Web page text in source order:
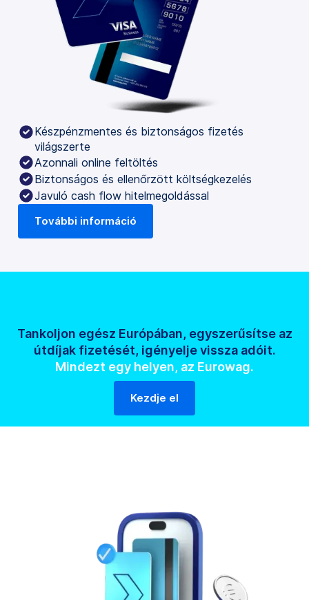
Készpénzmentes és biztonságos fizetés
világszerte
Azonnali online feltöltés
Biztonságos és ellenőrzött költségkezelés
Javuló cash flow hitelmegoldással
További információ
Tankoljon egész Európában, egyszerűsítse az
útdíjak fizetését, igényelje vissza adóit.
Mindezt egy helyen, az Eurowag.
Kezdje el